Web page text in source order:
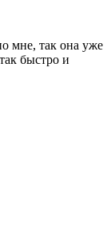
мне, так она уже
быстро и